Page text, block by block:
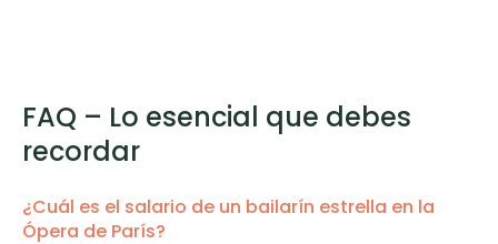
FAQ – Lo esencial que debes
recordar
¿Cuál es el salario de un bailarín estrella en la
Ópera de París?